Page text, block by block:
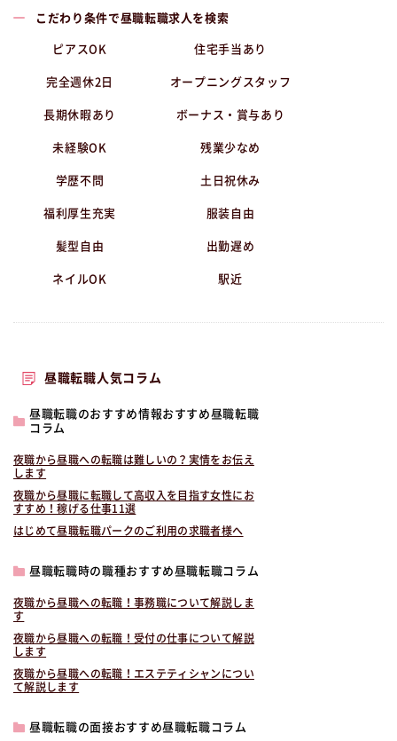
こだわり条件で昼職転職求人を検索
ピアスOK 住宅手当あり
完全週休2日 オープニングスタッフ
長期休暇あり ボーナス・賞与あり
未経験OK 残業少なめ
学歴不問 土日祝休み
福利厚生充実 服装自由
髪型自由 出勤遅め
ネイルOK 駅近
昼職転職人気コラム
昼職転職のおすすめ情報おすすめ昼職転職
コラム
夜職から昼職への転職は難しいの？実情をお伝え
します
夜職から昼職に転職して高収入を目指す女性にお
すすめ！稼げる仕事11選
はじめて昼職転職パークのご利用の求職者様へ
昼職転職時の職種おすすめ昼職転職コラム
夜職から昼職への転職！事務職について解説しま
す
夜職から昼職への転職！受付の仕事について解説
します
夜職から昼職への転職！エステティシャンについ
て解説します
昼職転職の面接おすすめ昼職転職コラム